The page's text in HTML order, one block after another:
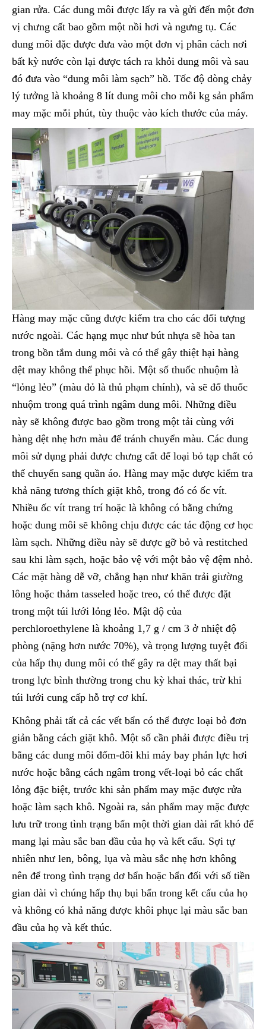
gian rửa. Các dung môi được lấy ra và gửi đến một đơn
vị chưng cất bao gồm một nồi hơi và ngưng tụ. Các
dung môi đặc được đưa vào một đơn vị phân cách nơi
bất kỳ nước còn lại được tách ra khỏi dung môi và sau
đó đưa vào “dung môi làm sạch” hồ. Tốc độ dòng chảy
lý tưởng là khoảng 8 lít dung môi cho mỗi kg sản phẩm
may mặc mỗi phút, tùy thuộc vào kích thước của máy.
Hàng may mặc cũng được kiểm tra cho các đối tượng
nước ngoài. Các hạng mục như bút nhựa sẽ hòa tan
trong bồn tắm dung môi và có thể gây thiệt hại hàng
dệt may không thể phục hồi. Một số thuốc nhuộm là
“lỏng lẻo” (màu đỏ là thủ phạm chính), và sẽ đổ thuốc
nhuộm trong quá trình ngâm dung môi. Những điều
này sẽ không được bao gồm trong một tải cùng với
hàng dệt nhẹ hơn màu để tránh chuyển màu. Các dung
môi sử dụng phải được chưng cất để loại bỏ tạp chất có
thể chuyển sang quần áo. Hàng may mặc được kiểm tra
khả năng tương thích giặt khô, trong đó có ốc vít.
Nhiều ốc vít trang trí hoặc là không có bằng chứng
hoặc dung môi sẽ không chịu được các tác động cơ học
làm sạch. Những điều này sẽ được gỡ bỏ và restitched
sau khi làm sạch, hoặc bảo vệ với một bảo vệ đệm nhỏ.
Các mặt hàng dễ vỡ, chẳng hạn như khăn trải giường
lông hoặc thảm tasseled hoặc treo, có thể được đặt
trong một túi lưới lỏng lẻo. Mật độ của
perchloroethylene là khoảng 1,7 g / cm 3 ở nhiệt độ
phòng (nặng hơn nước 70%), và trọng lượng tuyệt đối
của hấp thụ dung môi có thể gây ra dệt may thất bại
trong lực bình thường trong chu kỳ khai thác, trừ khi
túi lưới cung cấp hỗ trợ cơ khí.
Không phải tất cả các vết bẩn có thể được loại bỏ đơn
giản bằng cách giặt khô. Một số cần phải được điều trị
bằng các dung môi đốm-đôi khi máy bay phản lực hơi
nước hoặc bằng cách ngâm trong vết-loại bỏ các chất
lỏng đặc biệt, trước khi sản phẩm may mặc được rửa
hoặc làm sạch khô. Ngoài ra, sản phẩm may mặc được
lưu trữ trong tình trạng bẩn một thời gian dài rất khó để
mang lại màu sắc ban đầu của họ và kết cấu. Sợi tự
nhiên như len, bông, lụa và màu sắc nhẹ hơn không
nên để trong tình trạng dơ bẩn hoặc bẩn đối với số tiền
gian dài vì chúng hấp thụ bụi bẩn trong kết cấu của họ
và không có khả năng được khôi phục lại màu sắc ban
đầu của họ và kết thúc.